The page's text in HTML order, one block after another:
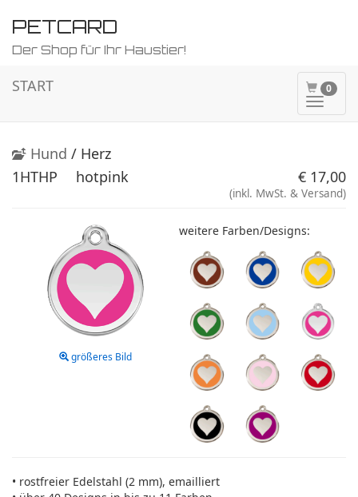
PETCARD
Der Shop für Ihr Haustier!
0
ein-/
START
Hund / Herz
1HTHP
hotpink € 17,00
(inkl. MwSt. & Versand)
größeres Bild
weitere Farben/Designs:
• rostfreier Edelstahl (2 mm), emailliert